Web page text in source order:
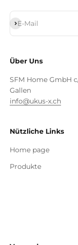
E-Mail
Abonnieren
Über Uns
SFM Home GmbH
Gallen
info@ukus-x.ch
Nützliche Links
Home page
Produkte